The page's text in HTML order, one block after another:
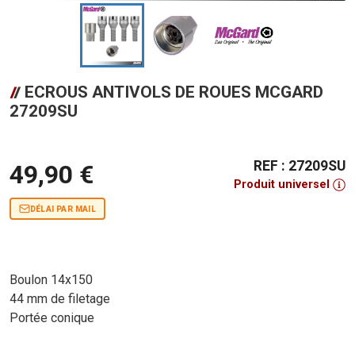
ECROUS ANTIVOLS DE ROUES MCGARD
27209SU
49,90 €
DÉLAI PAR MAIL
REF : 27209SU
Produit universel
Boulon 14x150
44 mm de filetage
Portée conique